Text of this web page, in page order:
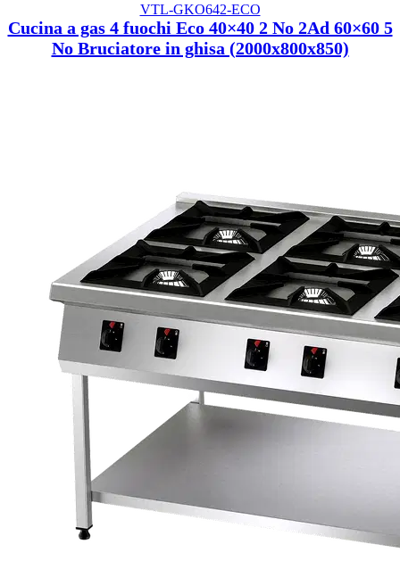
VTL-GKO642-ECO
Cucina a gas 4 fuochi Eco 40×40 2 No 2Ad 60×60 5
No Bruciatore in ghisa (2000x800x850)